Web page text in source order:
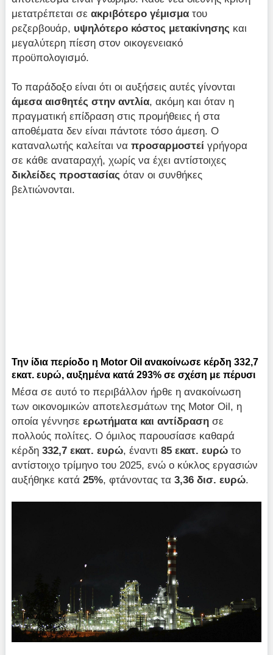
μετατρέπεται σεακριβότερο γέμισματου
ρεζερβουάρ, υψηλότερο κόστος μετακίνησης και
μεγαλύτερη πίεση στον οικογενειακό
προϋπολογισμό.
Το παράδοξο είναι ότι οι αυξήσεις αυτές γίνονται
άμεσα αισθητές στην αντλία, ακόμη και όταν η
πραγματική επίδραση στις προμήθειες ή στα
αποθέματα δεν είναι πάντοτε τόσο άμεση. Ο
καταναλωτής καλείται ναπροσαρμοστεί γρήγορα
σε κάθε αναταραχή, χωρίς να έχει αντίστοιχες
δικλείδες προστασίας όταν οι συνθήκες
βελτιώνονται.
Την ίδια περίοδο η Motor Oil ανακοίνωσε κέρδη 332,7
εκατ. ευρώ, αυξημένα κατά 293% σε σχέση με πέρυσι
Μέσα σε αυτό το περιβάλλον ήρθε η ανακοίνωση
των οικονομικών αποτελεσμάτων της Motor Oil, η
οποία γέννησεερωτήματα και αντίδραση σε
πολλούς πολίτες. Ο όμιλος παρουσίασε καθαρά
κέρδη332,7 εκατ. ευρώ, έναντι85 εκατ. ευρώ το
αντίστοιχο τρίμηνο του 2025, ενώ ο κύκλος εργασιών
αυξήθηκε κατά25%, φτάνοντας τα3,36 δισ. ευρώ.